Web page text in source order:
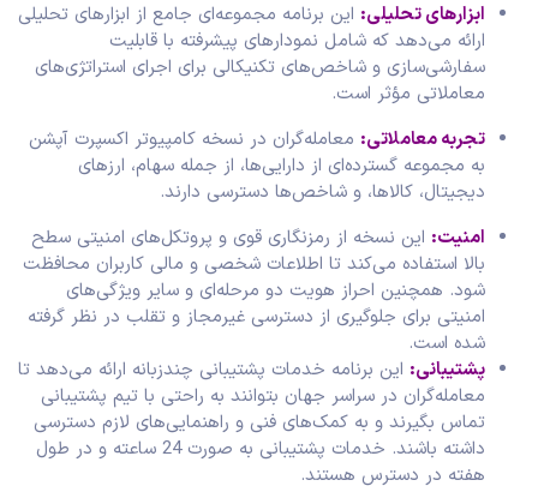
ابزارهای تحلیلی: این برنامه مجموعه‌ای جامع از ابزارهای تحلیلی
ارائه می‌دهد که شامل نمودارهای پیشرفته با قابلیت
سفارشی‌سازی و شاخص‌های تکنیکالی برای اجرای استراتژی‌های
معاملاتی مؤثر است.
تجربه معاملاتی: معامله‌گران در نسخه کامپیوتر اکسپرت آپشن
به مجموعه گسترده‌ای از دارایی‌ها، از جمله سهام، ارزهای
دیجیتال، کالاها، و شاخص‌ها دسترسی دارند.
امنیت: این نسخه از رمزنگاری قوی و پروتکل‌های امنیتی سطح
بالا استفاده می‌کند تا اطلاعات شخصی و مالی کاربران محافظت
شود. همچنین احراز هویت دو مرحله‌ای و سایر ویژگی‌های
امنیتی برای جلوگیری از دسترسی غیرمجاز و تقلب در نظر گرفته
شده است.
پشتیبانی: این برنامه خدمات پشتیبانی چندزبانه ارائه می‌دهد تا
معامله‌گران در سراسر جهان بتوانند به راحتی با تیم پشتیبانی
تماس بگیرند و به کمک‌های فنی و راهنمایی‌های لازم دسترسی
داشته باشند. خدمات پشتیبانی به صورت 24 ساعته و در طول
هفته در دسترس هستند.